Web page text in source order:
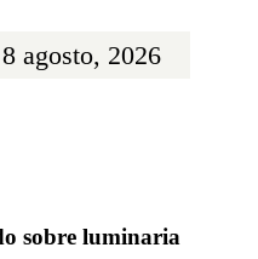
agosto, 2026
sobre luminaria